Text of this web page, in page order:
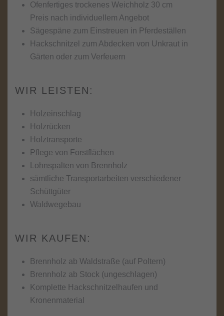
Ofenfertiges trockenes Weichholz 30 cm
Preis nach individuellem Angebot
Sägespäne zum Einstreuen in Pferdeställen
Hackschnitzel zum Abdecken von Unkraut in
Gärten oder zum Verfeuern
WIR LEISTEN:
Holzeinschlag
Holzrücken
Holztransporte
Pflege von Forstflächen
Lohnspalten von Brennholz
sämtliche Transportarbeiten verschiedener
Schüttgüter
Waldwegebau
WIR KAUFEN:
Brennholz ab Waldstraße (auf Poltern)
Brennholz ab Stock (ungeschlagen)
Komplette Hackschnitzelhaufen und
Kronenmaterial